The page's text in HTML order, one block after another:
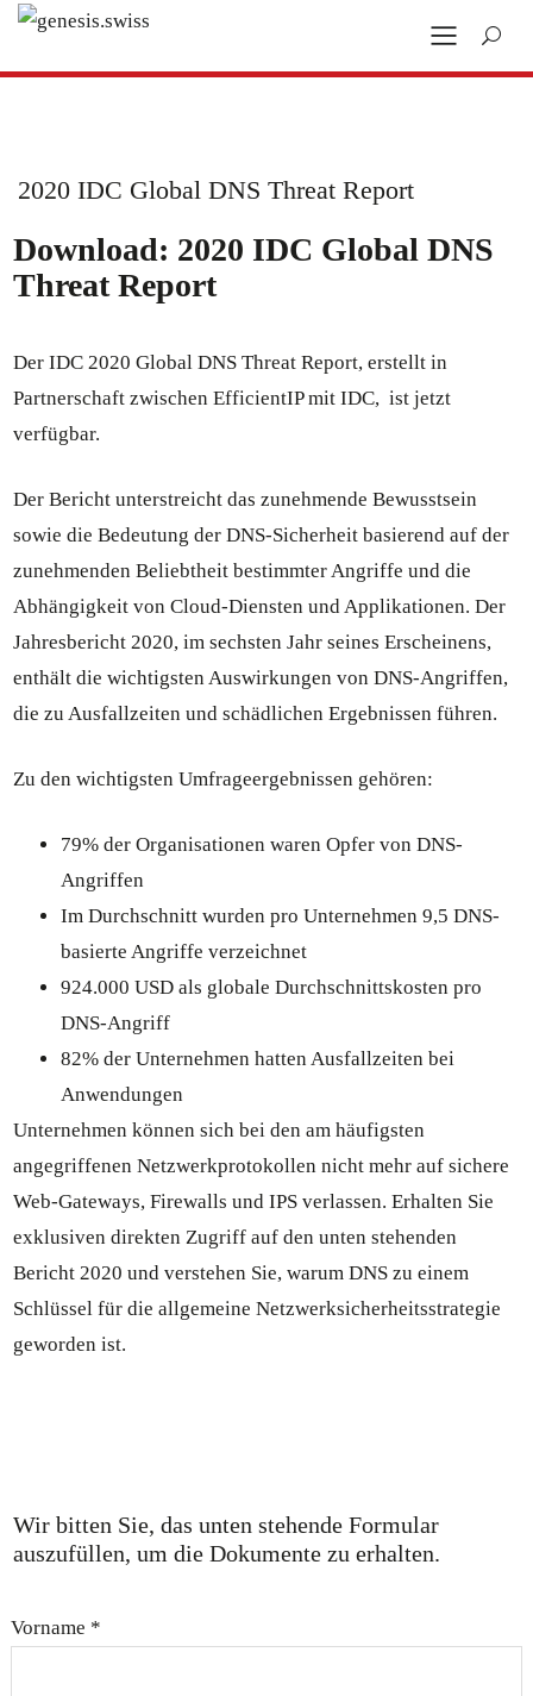
2020 IDC Global DNS Threat Report
Download: 2020 IDC Global DNS
Threat Report
Der IDC 2020 Global DNS Threat Report, erstellt in
Partnerschaft zwischen EfficientIP mit IDC, ist jetzt
verfügbar.
Der Bericht unterstreicht das zunehmende Bewusstsein
sowie die Bedeutung der DNS-Sicherheit basierend auf der
zunehmenden Beliebtheit bestimmter Angriffe und die
Abhängigkeit von Cloud-Diensten und Applikationen. Der
Jahresbericht 2020, im sechsten Jahr seines Erscheinens,
enthält die wichtigsten Auswirkungen von DNS-Angriffen,
die zu Ausfallzeiten und schädlichen Ergebnissen führen.
Zu den wichtigsten Umfrageergebnissen gehören:
79% der Organisationen waren Opfer von DNS-
Angriffen
Im Durchschnitt wurden pro Unternehmen 9,5 DNS-
basierte Angriffe verzeichnet
924.000 USD als globale Durchschnittskosten pro
DNS-Angriff
82% der Unternehmen hatten Ausfallzeiten bei
Anwendungen
Unternehmen können sich bei den am häufigsten
angegriffenen Netzwerkprotokollen nicht mehr auf sichere
Web-Gateways, Firewalls und IPS verlassen. Erhalten Sie
exklusiven direkten Zugriff auf den unten stehenden
Bericht 2020 und verstehen Sie, warum DNS zu einem
Schlüssel für die allgemeine Netzwerksicherheitsstrategie
geworden ist.
Wir bitten Sie, das unten stehende Formular
auszufüllen, um die Dokumente zu erhalten.
Vorname *